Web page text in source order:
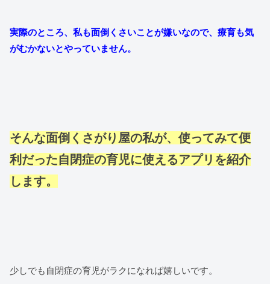
実際のところ、私も面倒くさいことが嫌いなので、療育も気
がむかないとやっていません。
そんな面倒くさがり屋の私が、使ってみて便
利だった自閉症の育児に使えるアプリを紹介
します。
少しでも自閉症の育児がラクになれば嬉しいです。